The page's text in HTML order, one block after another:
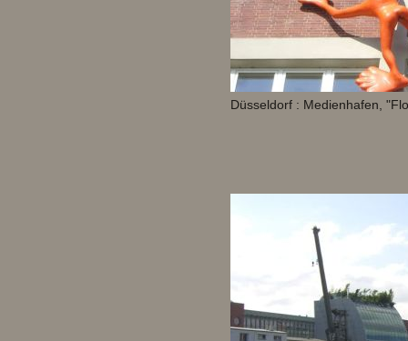
Düsseldorf : Medienhafen,